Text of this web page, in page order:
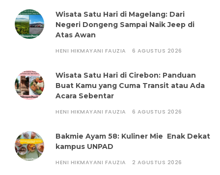
Wisata Satu Hari di Magelang: Dari
Negeri Dongeng Sampai Naik Jeep di
Atas Awan
HENI HIKMAYANI FAUZIA 6 AGUSTUS 2026
Wisata Satu Hari di Cirebon: Panduan
Buat Kamu yang Cuma Transit atau Ada
Acara Sebentar
HENI HIKMAYANI FAUZIA 6 AGUSTUS 2026
Bakmie Ayam 58: Kuliner Mie Enak Dekat
kampus UNPAD
HENI HIKMAYANI FAUZIA 2 AGUSTUS 2026